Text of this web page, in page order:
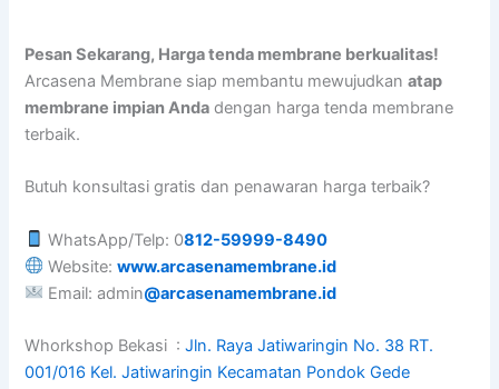
Pesan Sekarang, Harga tenda membrane berkualitas!
Arcasena Membrane siap membantu mewujudkanatap
membrane impian Anda dengan harga tenda membrane
terbaik.
Butuh konsultasi gratis dan penawaran harga terbaik?
WhatsApp/Telp: 0812-59999-8490
Website:www.arcasenamembrane.id
Email: admin@arcasenamembrane.id
Whorkshop Bekasi :Jln. Raya Jatiwaringin No. 38 RT.
001/016 Kel. Jatiwaringin Kecamatan Pondok Gede